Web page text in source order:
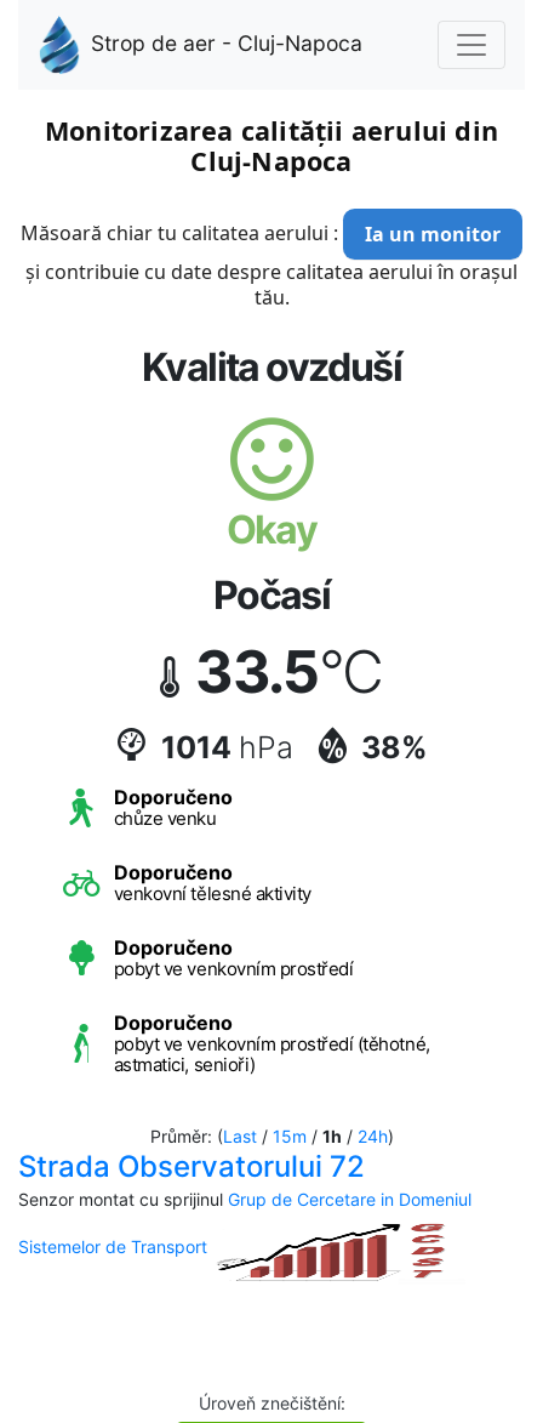
Strop de aer - Cluj-Napoca
Monitorizarea calității aerului din
Cluj-Napoca
Măsoară chiar tu calitatea aerului :
Ia un monitor
și contribuie cu date despre calitatea aerului în orașul
tău.
Kvalita ovzduší
Okay
Počasí
33.5°C
1014 hPa 38%
Doporučeno
chůze venku
Doporučeno
venkovní tělesné aktivity
Doporučeno
pobyt ve venkovním prostředí
Doporučeno
pobyt ve venkovním prostředí (těhotné,
astmatici, senioři)
Průměr: (Last/ 15m / 1h / 24h)
Strada Observatorului 72
Senzor montat cu sprijinul Grup de Cercetare in Domeniul
Sistemelor de Transport
Úroveň znečištění: